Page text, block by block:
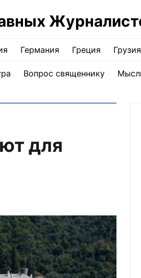
Германия Греция Грузия
Вопрос священнику
для